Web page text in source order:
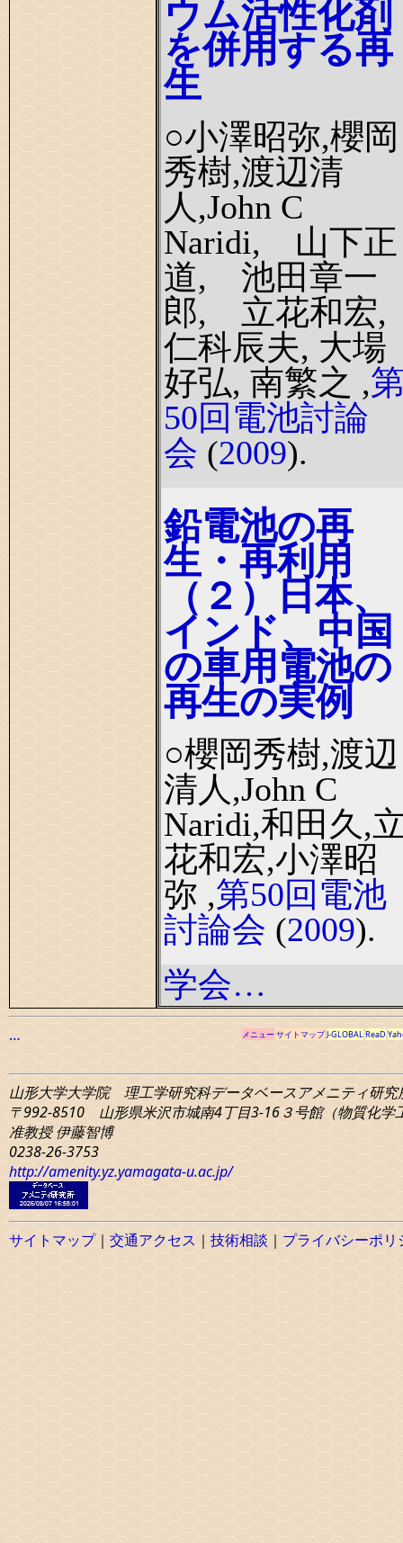
ウム活性化剤
を併用する再
生
○小澤昭弥,櫻岡
秀樹,渡辺清
人,John C
Naridi, 山下正
道, 池田章一
郎, 立花和宏,
仁科辰夫, 大場
好弘, 南繁之 ,
50回電池討論
会 (2009).
鉛電池の再
生・再利用
（２）日本、
インド、中国
の車用電池の
再生の実例
○櫻岡秀樹,渡辺
清人,John C
Naridi,和田久,
花和宏,小澤昭
弥 ,第50回電池
討論会 (2009).
学会…
… メニューサイトマップJ-GLOBALReaD
山形大学大学院 理工学研究科データベースアメニティ研究
〒992-8510 山形県米沢市城南4丁目3-16３号館（物質化学
准教授 伊藤智博
0238-26-3753
http://amenity.yz.yamagata-u.ac.jp/
サイトマップ｜ 交通アクセス ｜ 技術相談 ｜ プライバシーポリ